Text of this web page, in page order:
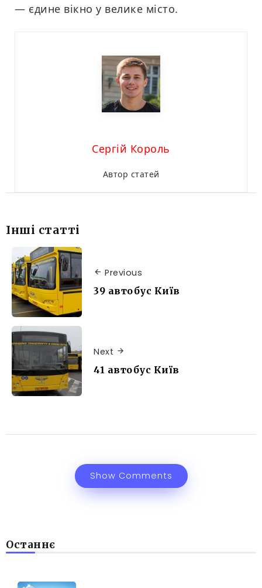
— єдине вікно у велике місто.
Сергій Король
Автор статей
Інші статті
Previous
39 автобус Київ
Next
41 автобус Київ
Show Comments
Останнє